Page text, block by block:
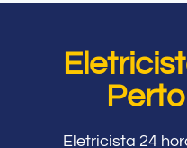
Eletricista 24